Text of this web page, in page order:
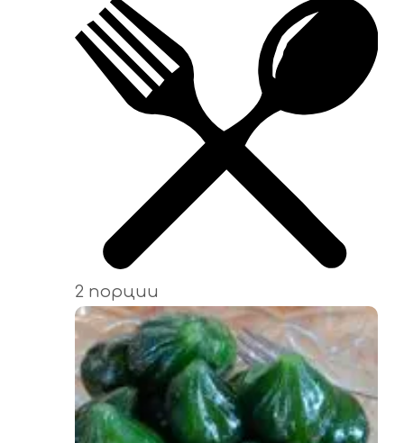
2 порции